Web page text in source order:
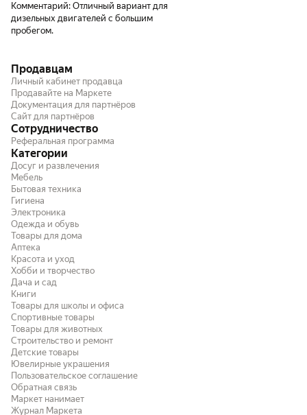
Комментарий: Отличный вариант для
дизельных двигателей с большим
пробегом.
Продавцам
Личный кабинет продавца
Продавайте на Маркете
Документация для партнёров
Сайт для партнёров
Сотрудничество
Реферальная программа
Категории
Досуг и развлечения
Мебель
Бытовая техника
Гигиена
Электроника
Одежда и обувь
Товары для дома
Аптека
Красота и уход
Хобби и творчество
Дача и сад
Книги
Товары для школы и офиса
Спортивные товары
Товары для животных
Строительство и ремонт
Детские товары
Ювелирные украшения
Пользовательское соглашение
Обратная связь
Маркет нанимает
Журнал Маркета